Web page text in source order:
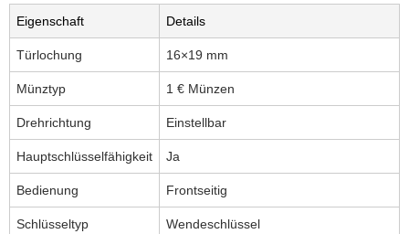
Eigenschaft Details
Türlochung 16×19 mm
Münztyp 1 € Münzen
Drehrichtung Einstellbar
Hauptschlüsselfähigkeit Ja
Bedienung Frontseitig
Schlüsseltyp Wendeschlüssel